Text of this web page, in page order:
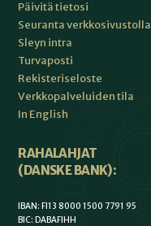
Päivitä tietosi
Seuranta verkkosivustolla
Sleyn intra
Turvaposti
Rekisteriseloste
Verkkopalveluiden tila
In English
RAHALAHJAT
(DANSKE BANK):
IBAN: FI13 8000 1500 7791 95
BIC: DABAFIHH